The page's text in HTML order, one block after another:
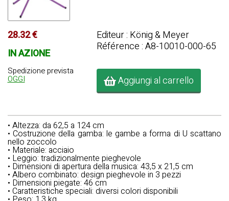
28.32 €
IN AZIONE
Spedizione prevista
OGGI
Editeur : König & Meyer
Référence : A8-10010-000-65
Aggiungi al carrello
• Altezza: da 62,5 a 124 cm
• Costruzione della gamba: le gambe a forma di U scattano
nello zoccolo
• Materiale: acciaio
• Leggio: tradizionalmente pieghevole
• Dimensioni di apertura della musica: 43,5 x 21,5 cm
• Albero combinato: design pieghevole in 3 pezzi
• Dimensioni piegate: 46 cm
• Caratteristiche speciali: diversi colori disponibili